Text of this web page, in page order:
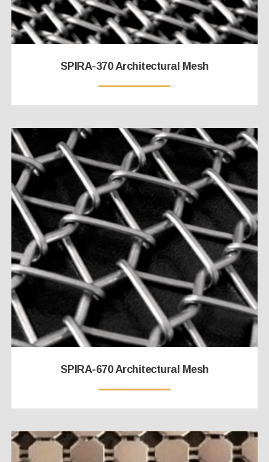
SPIRA-370 Architectural Mesh
SPIRA-670 Architectural Mesh